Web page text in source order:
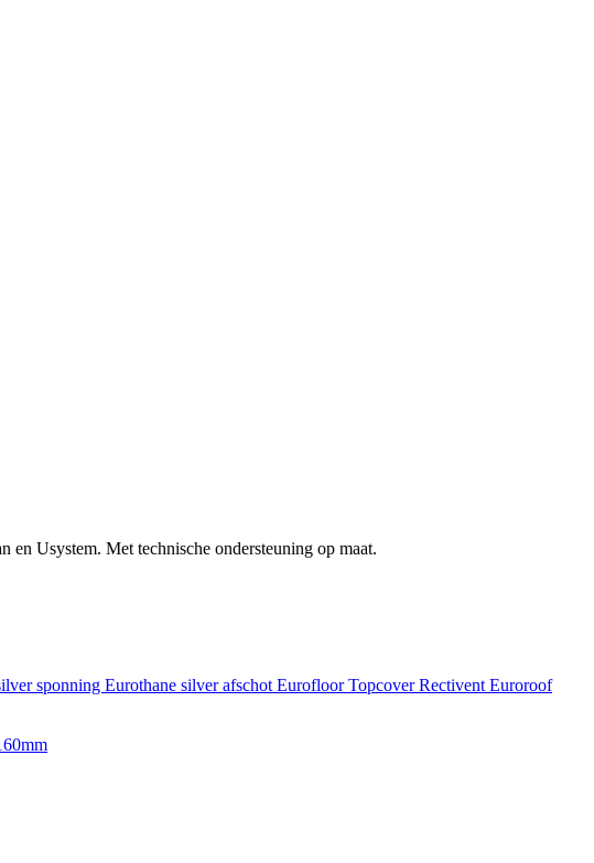
Usystem. Met technische ondersteuning op maat.
sponning Eurothane silver afschot EurofloorTopcoverRectivent Euroroof